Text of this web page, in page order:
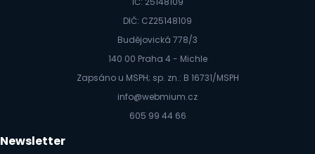
DIČ: CZ25148109
Budějovická 778/3
140 00 Praha 4 - Michle
Zapsáno u MSPH; sp. zn.: B 16731/MSPH
info@webmium.cz
605 99 44 66
Newsletter